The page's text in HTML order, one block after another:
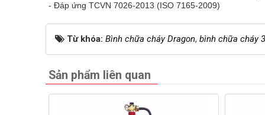
- Đáp ứng TCVN 7026-2013 (ISO 7165-2009)
Từ khóa: Bình chữa cháy Dragon, bình chữa cháy
Sản phẩm liên quan